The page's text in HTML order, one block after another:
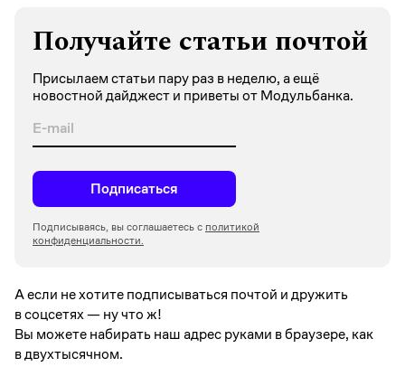
Получайте статьи почтой
Присылаем статьи пару раз в неделю, а ещё
новостной дайджест и приветы от Модульбанка.
Подписаться
Подписываясь, вы соглашаетесь с политикой
конфиденциальности.
А если не хотите подписываться почтой и дружить
в соцсетях —ну что ж!
Вы можете набирать наш адрес руками в браузере, как
в двухтысячном.